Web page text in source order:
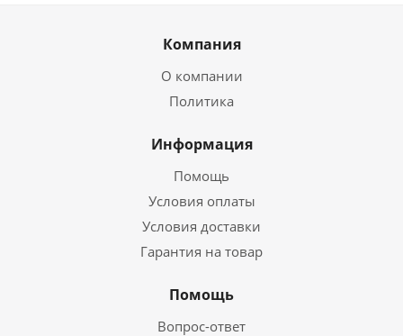
Компания
О компании
Политика
Информация
Помощь
Условия оплаты
Условия доставки
Гарантия на товар
Помощь
Вопрос-ответ